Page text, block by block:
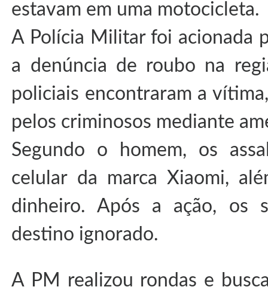
estavam em uma motocicleta.
A Polícia Militar foi acionada
a denúncia de roubo na
policiais encontraram a
pelos criminosos mediante
Segundo o homem, os
celular da marca Xiaomi,
dinheiro. Após a ação, os
destino ignorado.
A PM realizou rondas e